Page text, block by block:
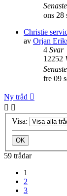
ons 28
Christie
av Orjan
4 Svar
12252
fre 09
Ny tråd
Visa:
59 trådar
1
2
3